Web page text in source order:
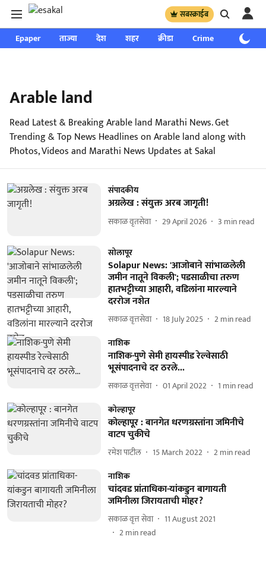
सबस्क्राईब
Epaper ताज्या देश शहर क्रीडा Crime साप्ताहिक
Arable land
Read Latest & Breaking Arable land Marathi News. Get
Trending & Top News Headlines on Arable land along with
Photos, Videos and Marathi News Updates at Sakal
संपादकीय
अग्रलेख : संयुक्त अरब जागृती!
सकाळ वृतसेवा 29 April 2026 3 min read
सोलापूर
Solapur News: 'आजोबाने सांभाळलेली
जमीन नातूने विकली'; पडसाळीचा तरुण
हातभट्टीच्या आहारी, वडिलांना मारल्याने
दररोज नशेत
सकाळ वृत्तसेवा 18 July 2025 2min read
नाशिक
नाशिक-पुणे सेमी हायस्पीड रेल्वेसाठी
भूसंपादनाचे दर ठरले...
सकाळ वृत्तसेवा 01 April 2022 1 min read
कोल्हापूर
कोल्‍हापूर : बानगेत धरणग्रस्तांना जमिनीचे
वाटप चुकीचे
रमेश पाटील 15 March 2022 2min read
नाशिक
चांदवड प्रांताधिका-यांकडुन बागायती
जमिनीला जिरायताची मोहर?
सकाळ वृत्त सेवा
11 August 2021
2min read